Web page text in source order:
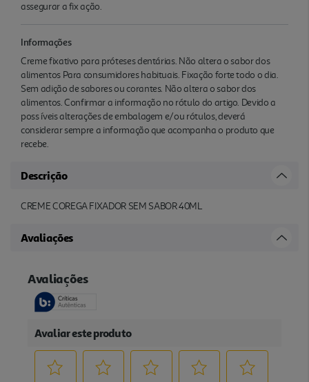
assegurar a fix ação.
Informações
Creme fixativo para próteses dentárias. Não altera o sabor dos
alimentos Para consumidores habituais. Fixação forte todo o dia.
Sem adição de sabores ou corantes. Não altera o sabor dos
alimentos. Confirmar a informação no rótulo do artigo. Devido a
poss íveis alterações de embalagem e/ou rótulos, deverá
considerar sempre a informação que acompanha o produto que
recebe.
Descrição
CREME COREGA FIXADOR SEM SABOR 40ML
Avaliações